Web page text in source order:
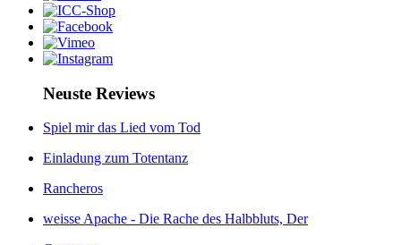
Neuste Reviews
Spiel mir das Lied vom Tod
Einladung zum Totentanz
Rancheros
weisse Apache - Die Rache des Halbbluts, Der